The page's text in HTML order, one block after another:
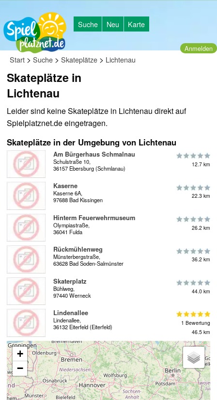
Suche Neu Karte
Anmelden
Start > Suche > Skateplätze > Lichtenau
Skateplätze in
Lichtenau
Leider sind keine Skateplätze in Lichtenau direkt auf
Spielplatznet.de eingetragen.
Skateplätze in der Umgebung von Lichtenau
Am Bürgerhaus Schmalnau
Schulstraße 10,
36157 Ebersburg (Schmlanau)
12.7 km
Kaserne
Kaserne 6A,
97688 Bad Kissingen
22.3 km
Hinterm Feuerwehrmuseum
Olympiastraße,
36041 Fulda
26.2 km
Rückmühlenweg
Münsterbergstraße,
63628 Bad Soden-Salmünster
36.2 km
Skaterplatz
Bühlweg,
97440 Werneck
44.0 km
Lindenallee
Lindenallee,
36132 Eiterfeld (Eiterfeld)
1 Bewertung
46.5 km
+
−